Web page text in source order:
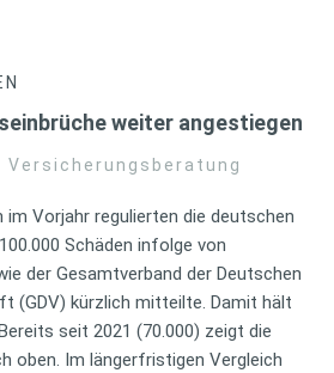
weiter angestiegen
Versicherungsberatung
im Vorjahr regulierten die deutschen
Schäden infolge von
der Gesamtverband der Deutschen
(GDV) kürzlich mitteilte. Damit hält
seit 2021 (70.000) zeigt die
oben. Im längerfristigen Vergleich